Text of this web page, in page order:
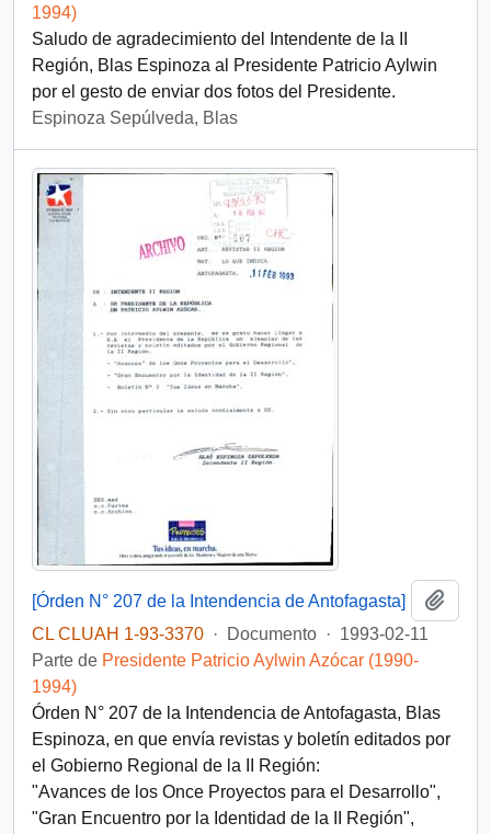
1994)
Saludo de agradecimiento del Intendente de la II
Región, Blas Espinoza al Presidente Patricio Aylwin
por el gesto de enviar dos fotos del Presidente.
Espinoza Sepúlveda, Blas
[Órden N° 207 de la Intendencia de Antofagasta]
CL CLUAH 1-93-3370 · Documento · 1993-02-11
Parte de Presidente Patricio Aylwin Azócar (1990-
1994)
Órden N° 207 de la Intendencia de Antofagasta, Blas
Espinoza, en que envía revistas y boletín editados por
el Gobierno Regional de la II Región:
"Avances de los Once Proyectos para el Desarrollo",
"Gran Encuentro por la Identidad de la II Región",